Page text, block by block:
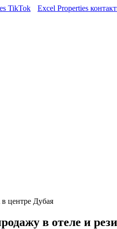
TikTok Excel Properties
центре Дубая
в отеле и